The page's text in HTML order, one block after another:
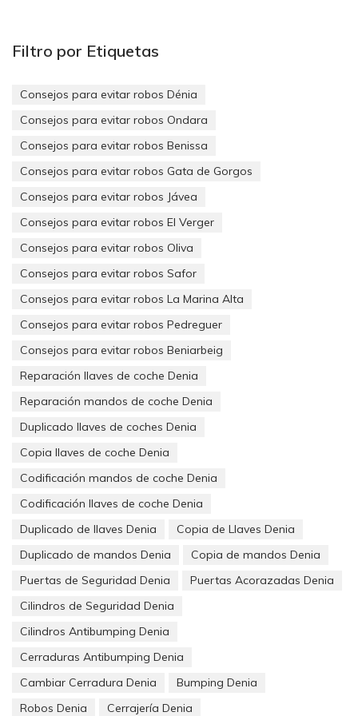
Filtro por Etiquetas
Consejos para evitar robos Dénia
Consejos para evitar robos Ondara
Consejos para evitar robos Benissa
Consejos para evitar robos Gata de Gorgos
Consejos para evitar robos Jávea
Consejos para evitar robos El Verger
Consejos para evitar robos Oliva
Consejos para evitar robos Safor
Consejos para evitar robos La Marina Alta
Consejos para evitar robos Pedreguer
Consejos para evitar robos Beniarbeig
Reparación llaves de coche Denia
Reparación mandos de coche Denia
Duplicado llaves de coches Denia
Copia llaves de coche Denia
Codificación mandos de coche Denia
Codificación llaves de coche Denia
Duplicado de llaves Denia
Copia de Llaves Denia
Duplicado de mandos Denia
Copia de mandos Denia
Puertas de Seguridad Denia
Puertas Acorazadas Denia
Cilindros de Seguridad Denia
Cilindros Antibumping Denia
Cerraduras Antibumping Denia
Cambiar Cerradura Denia
Bumping Denia
Robos Denia
Cerrajería Denia